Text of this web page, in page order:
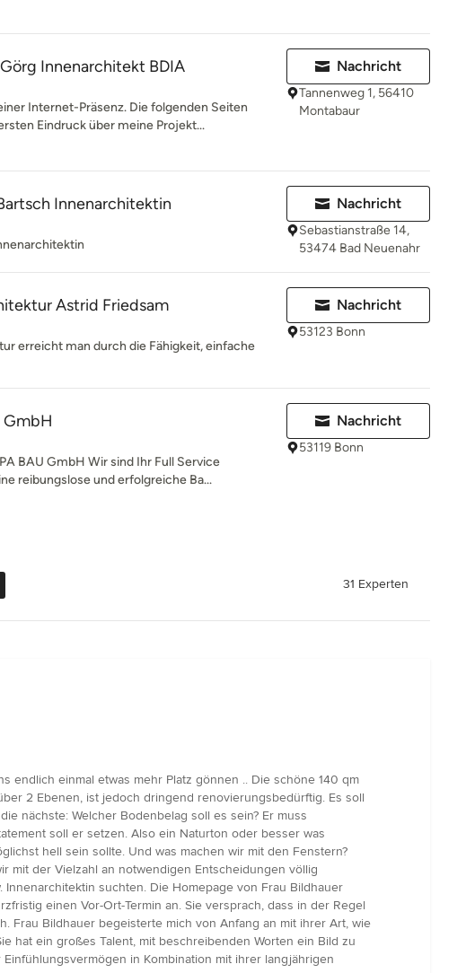
Innenarchitekt BDIA
Internet-Präsenz. Die folgenden Seiten
Eindruck über meine Projekt...
Nachricht
Tannenweg 1, 56410
Montabaur
Innenarchitektin Nachricht
Sebastianstraße 14,
53474 Bad Neuenahr
Astrid Friedsam
erreicht man durch die Fähigkeit, einfache
Nachricht
53123 Bonn
GmbH
BAU GmbH Wir sind Ihr Full Service
reibungslose und erfolgreiche Ba...
Nachricht
53119 Bonn
31 Experten
endlich einmal etwas mehr Platz gönnen .. Die schöne 140 qm
2 Ebenen, ist jedoch dringend renovierungsbedürftig. Es soll
nächste: Welcher Bodenbelag soll es sein? Er muss
soll er setzen. Also ein Naturton oder besser was
hell sein sollte. Und was machen wir mit den Fenstern?
mit der Vielzahl an notwendigen Entscheidungen völlig
suchten. Die Homepage von Frau Bildhauer
einen Vor-Ort-Termin an. Sie versprach, dass in der Regel
Frau Bildhauer begeisterte mich von Anfang an mit ihrer Art, wie
hat ein großes Talent, mit beschreibenden Worten ein Bild zu
in Kombination mit ihrer langjährigen